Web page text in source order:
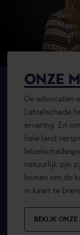
ONZE
De advocaten
Letselschade
ervaring. En
hele land
natuurlijk zijn
komen om de
in kaart te
BEKIJK ONZE